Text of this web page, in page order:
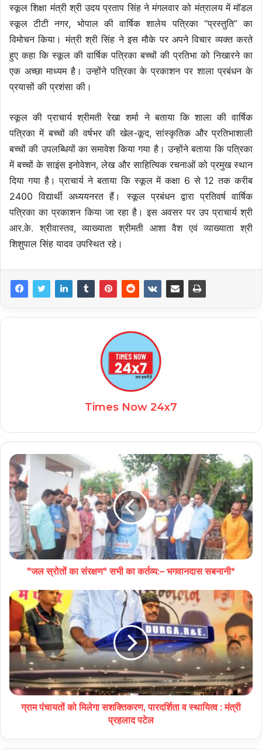
स्कूल शिक्षा मंत्री श्री उदय प्रताप सिंह ने मंगलवार को मंत्रालय में मॉडल
स्कूल टीटी नगर, भोपाल की वार्षिक शालेय पत्रिका “प्रस्तुति” का
विमोचन किया। मंत्री श्री सिंह ने इस मौके पर अपने विचार व्यक्त करते
हुए कहा कि स्कूल की वार्षिक पत्रिका बच्चों की प्रतिभा को निखारने का
एक अच्छा माध्यम है। उन्होंने पत्रिका के प्रकाशन पर शाला प्रबंधन के
प्रयासों की प्रशंसा की।
स्कूल की प्राचार्य श्रीमती रेखा शर्मा ने बताया कि शाला की वार्षिक
पत्रिका में बच्चों की वर्षभर की खेल-कूद, सांस्कृतिक और प्रतिभाशाली
बच्चों की उपलब्धियों का समावेश किया गया है। उन्होंने बताया कि पत्रिका
में बच्चों के साइंस इनोवेशन, लेख और साहित्यिक रचनाओं को प्रमुख स्थान
दिया गया है। प्राचार्य ने बताया कि स्कूल में कक्षा 6 से 12 तक करीब
2400 विद्यार्थी अध्ययनरत हैं। स्कूल प्रबंधन द्वारा प्रतिवर्ष वार्षिक
पत्रिका का प्रकाशन किया जा रहा है। इस अवसर पर उप प्राचार्य श्री
आर.के. श्रीवास्तव, व्याख्याता श्रीमती आशा वैश एवं व्याख्याता श्री
शिशुपाल सिंह यादव उपस्थित रहे।
Times Now 24x7
"जल स्रोतों का संरक्षण" सभी का कर्तव्य:– भगवानदास सबनानी*
ग्राम पंचायतों को मिलेगा सशक्तिकरण, पारदर्शिता व स्थायित्व : मंत्री
प्रहलाद पटेल